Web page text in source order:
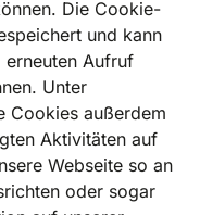
Die Cookie-
und kann
erneuten Aufruf
Unter
Cookies außerdem
Aktivitäten auf
Webseite so an
oder sogar